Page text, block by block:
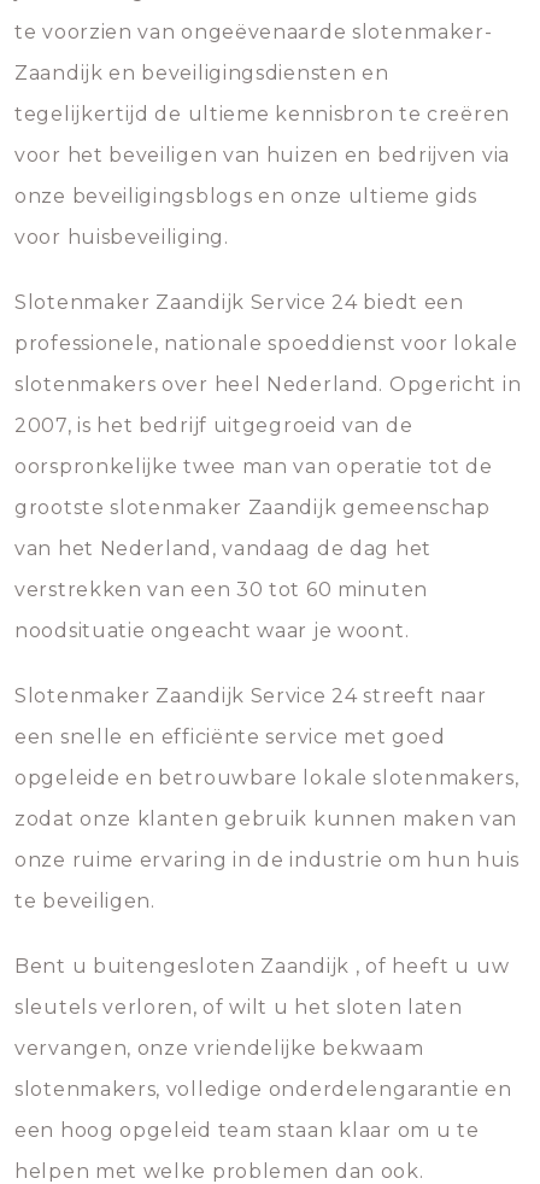
te voorzien van ongeëvenaarde slotenmaker-
Zaandijk en beveiligingsdiensten en
tegelijkertijd de ultieme kennisbron te creëren
voor het beveiligen van huizen en bedrijven via
onze beveiligingsblogs en onze ultieme gids
voor huisbeveiliging.
Slotenmaker Zaandijk Service 24 biedt een
professionele, nationale spoeddienst voor lokale
slotenmakers over heel Nederland. Opgericht in
2007, is het bedrijf uitgegroeid van de
oorspronkelijke twee man van operatie tot de
grootste slotenmaker Zaandijk gemeenschap
van het Nederland, vandaag de dag het
verstrekken van een 30 tot 60 minuten
noodsituatie ongeacht waar je woont.
Slotenmaker Zaandijk Service 24 streeft naar
een snelle en efficiënte service met goed
opgeleide en betrouwbare lokale slotenmakers,
zodat onze klanten gebruik kunnen maken van
onze ruime ervaring in de industrie om hun huis
te beveiligen.
Bent u buitengesloten Zaandijk , of heeft u uw
sleutels verloren, of wilt u het sloten laten
vervangen, onze vriendelijke bekwaam
slotenmakers, volledige onderdelengarantie en
een hoog opgeleid team staan klaar om u te
helpen met welke problemen dan ook.